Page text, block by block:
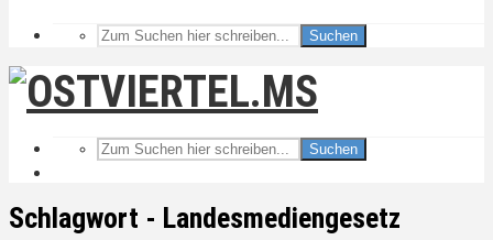
Suchen
Suchen
Schlagwort - Landesmediengesetz